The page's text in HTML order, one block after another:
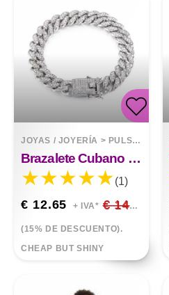
JOYAS / JOYERÍA > PULSERAS
Brazalete Cubano De Miami Con Diamantes Completos, Brazalete Con Cierre De Mariposa
(1)
€ 12.65 + IVA* € 14.88
(15% DE DESCUENTO).
CHEAP BUT SHINY